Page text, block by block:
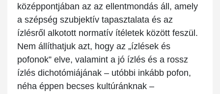
középpontjában az az ellentmondás áll, amely
a szépség szubjektív tapasztalata és az
ízlésről alkotott normatív ítéletek között feszül.
Nem állíthatjuk azt, hogy az „ízlések és
pofonok” elve, valamint a jó ízlés és a rossz
ízlés dichotómiájának – utóbbi inkább pofon,
néha éppen becses kultúránknak –